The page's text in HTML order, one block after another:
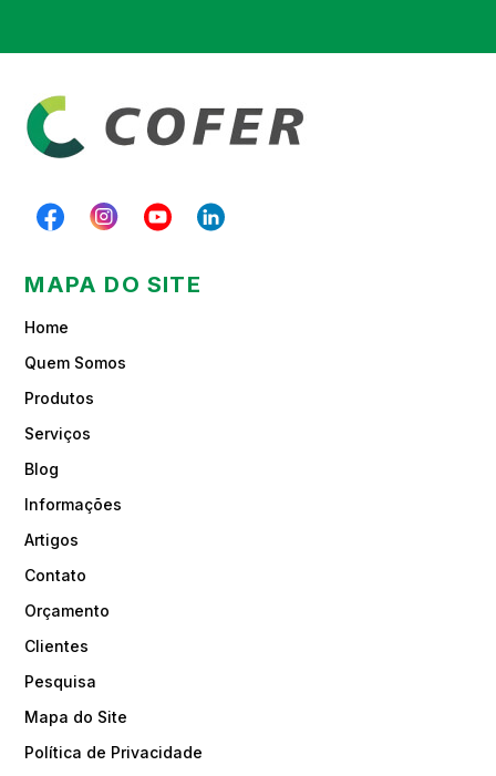
MAPA DO SITE
Home
Quem Somos
Produtos
Serviços
Blog
Informações
Artigos
Contato
Orçamento
Clientes
Pesquisa
Mapa do Site
Política de Privacidade